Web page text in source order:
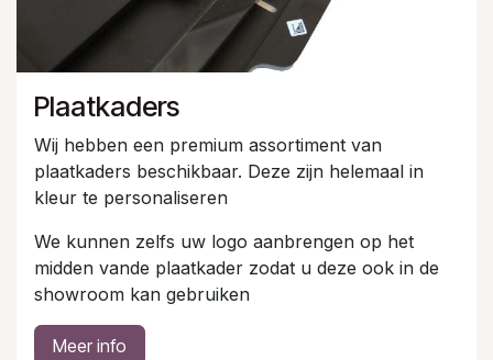
Plaatkaders
Wij hebben een premium assortiment van
plaatkaders beschikbaar. Deze zijn helemaal in
kleur te personaliseren
We kunnen zelfs uw logo aanbrengen op het
midden vande plaatkader zodat u deze ook in de
showroom kan gebruiken
Meer info